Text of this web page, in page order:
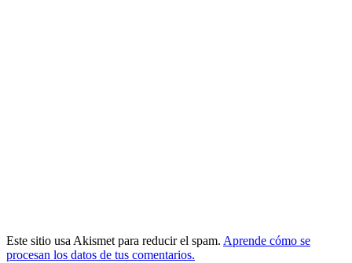
Este sitio usa Akismet para reducir el spam. Aprende cómo se
procesan los datos de tus comentarios.